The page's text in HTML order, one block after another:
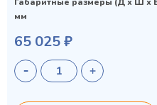
мм
65 025 ₽